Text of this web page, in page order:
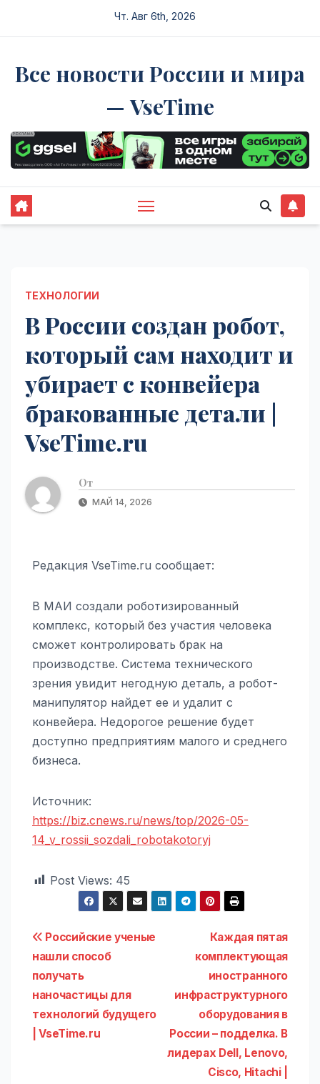
Чт. Авг 6th, 2026
Все новости России и мира
— VseTime
ТЕХНОЛОГИИ
В России создан робот,
который сам находит и
убирает с конвейера
бракованные детали |
VseTime.ru
От
МАЙ 14, 2026
Редакция VseTime.ru сообщает:
В МАИ создали роботизированный
комплекс, который без участия человека
сможет контролировать брак на
производстве. Система технического
зрения увидит негодную деталь, а робот-
манипулятор найдет ее и удалит с
конвейера. Недорогое решение будет
доступно предприятиям малого и среднего
бизнеса.
Источник:
https://biz.cnews.ru/news/top/2026-05-
14_v_rossii_sozdali_robotakotoryj
Post Views: 45
Навигация
по
записям
Каждая пятая
комплектующая
иностранного
инфраструктурного
оборудования в
России – подделка. В
лидерах Dell, Lenovo,
Cisco, Hitachi |
Российские ученые
нашли способ
получать
наночастицы для
технологий будущего
| VseTime.ru